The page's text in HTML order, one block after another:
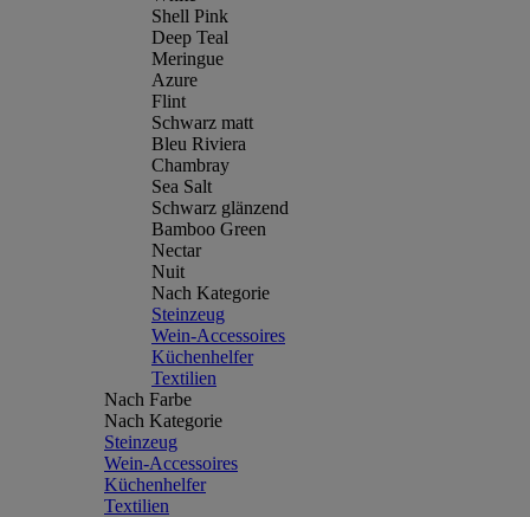
Shell Pink
Deep Teal
Meringue
Azure
Flint
Schwarz matt
Bleu Riviera
Chambray
Sea Salt
Schwarz glänzend
Bamboo Green
Nectar
Nuit
Nach Kategorie
Steinzeug
Wein-Accessoires
Küchenhelfer
Textilien
Nach Farbe
Nach Kategorie
Steinzeug
Wein-Accessoires
Küchenhelfer
Textilien